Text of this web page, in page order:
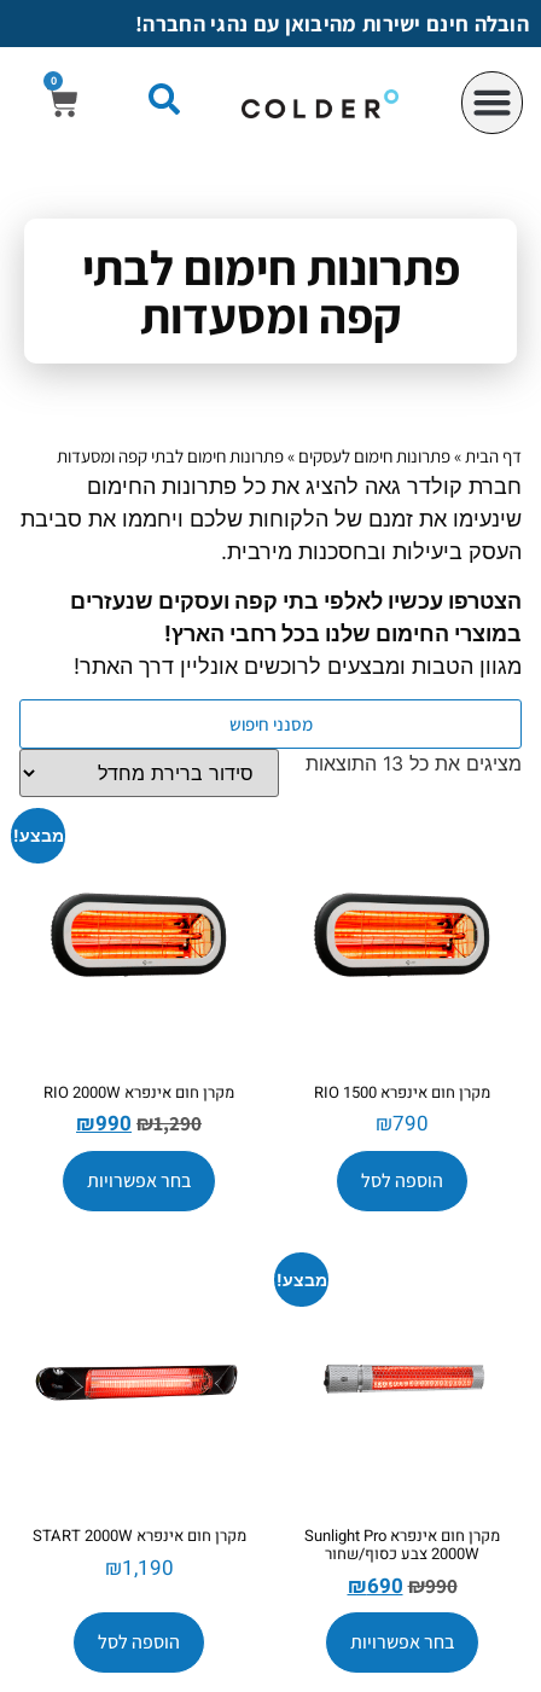
לתוכן
הובלה חינם ישירות מהיבואן עם נהגי החברה!
0
פתרונות חימום לבתי
קפה ומסעדות
דף הבית »פתרונות חימום לעסקים »פתרונות חימום לבתי קפה ומסעדות
חברת קולדר גאה להציג את כל פתרונות החימום
שינעימו את זמנם של הלקוחות שלכם ויחממו את סביבת
העסק ביעילות ובחסכנות מירבית.
הצטרפו עכשיו לאלפי בתי קפה ועסקים שנעזרים
במוצרי החימום שלנו בכל רחבי הארץ!
מגוון הטבות ומבצעים לרוכשים אונליין דרך האתר!
מסנני חיפוש
מציגים את כל ⁦13⁩ התוצאות
מקרן חום אינפרא RIO 1500
₪790
הוספה לסל
מבצע!
מקרן חום אינפרא RIO 2000W
₪1,290
₪990
בחר אפשרויות
מבצע!
מקרן חום אינפרא Sunlight Pro
2000W צבע כסוף/שחור
₪990
₪690
בחר אפשרויות
מקרן חום אינפרא START 2000W
₪1,190
הוספה לסל